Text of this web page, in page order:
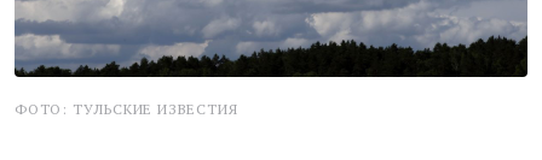
ФОТО: ТУЛЬСКИЕ ИЗВЕСТИЯ